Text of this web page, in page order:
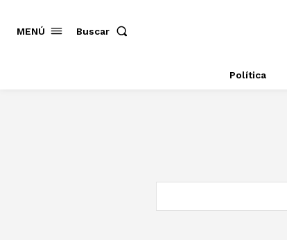
MENÚ Buscar
Política